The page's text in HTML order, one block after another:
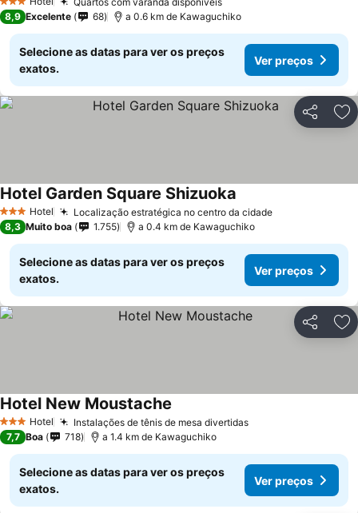
3 Estrelas
8,9 Excelente 68 a 0.6 km de Kawaguchiko
Selecione as datas para ver os preços
exatos.
Ver preços
Partilhar
3 EstrelasHotel Localização estratégica no centro da cidade
Hotel Garden Square Shizuoka
8,3 Muito boa 1.755 a 0.4 km de Kawaguchiko
Selecione as datas para ver os preços
exatos.
Ver preços
Partilhar
3 EstrelasHotel Instalações de tênis de mesa divertidas
Hotel New Moustache
7,7 Boa 718 a 1.4 km de Kawaguchiko
Selecione as datas para ver os preços
exatos.
Ver preços